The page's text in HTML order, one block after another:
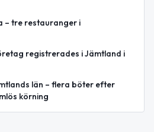
– tre restauranger i
registrerades i Jämtland i
län – flera böter efter
körning